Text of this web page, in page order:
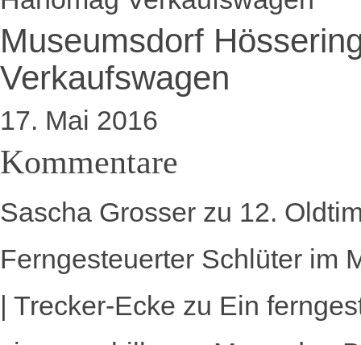
Museumsdorf
Verkaufswagen
17. Mai 2016
Kommentare
Sascha Grosser zu 12.
Ferngesteuerter Schlüter im
| Trecker-Ecke zu Ein